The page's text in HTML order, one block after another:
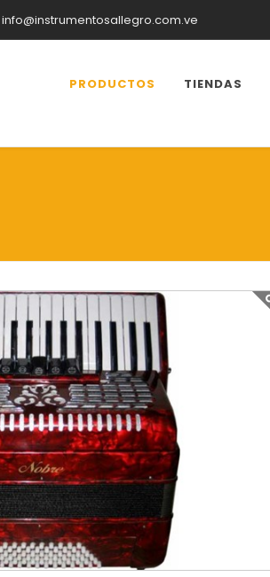
info@instrumentosallegro.com.ve
PRODUCTOS TIENDAS